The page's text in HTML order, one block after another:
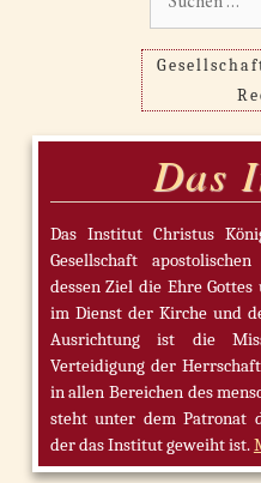
Das
Das Institut Christus
Gesellschaft
dessen Ziel die Ehre
im Dienst der Kirche und
Ausrichtung ist die
Verteidigung der
in allen Bereichen des
steht unter dem Patronat
der das Institut geweiht ist.